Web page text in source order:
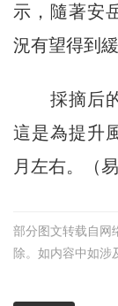
示，隨著安
況有望得到緩
採摘后的
這是為提升
月左右。（
部分图文转载自网
除。如内容中如涉